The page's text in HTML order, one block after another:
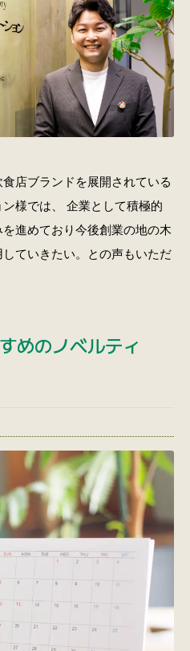
食店ブランドを展開されている
様では、 企業として積極的
進めており今後創業の地の木
ていきたい。との声もいただ
めのノベルティ